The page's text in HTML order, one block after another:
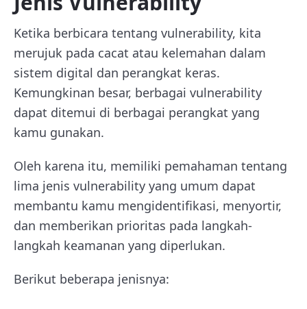
Ketika berbicara tentang vulnerability, kita
merujuk pada cacat atau kelemahan dalam
sistem digital dan perangkat keras.
Kemungkinan besar, berbagai vulnerability
dapat ditemui di berbagai perangkat yang
kamu gunakan.
Oleh karena itu, memiliki pemahaman tentang
lima jenis vulnerability yang umum dapat
membantu kamu mengidentifikasi, menyortir,
dan memberikan prioritas pada langkah-
langkah keamanan yang diperlukan.
Berikut beberapa jenisnya: